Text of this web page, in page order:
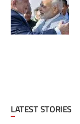
LATEST STORIES